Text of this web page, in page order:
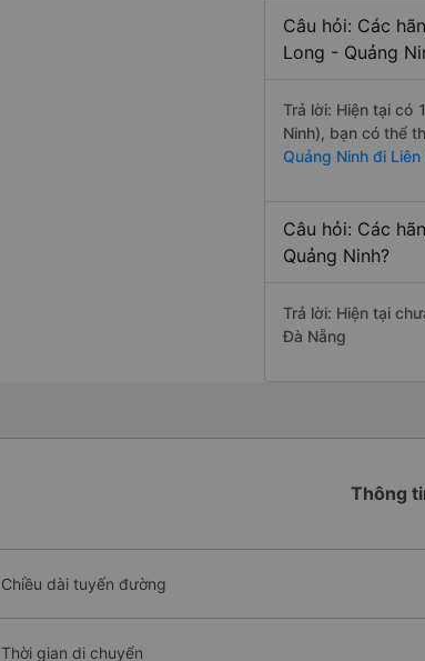
Câu hỏi: Các
Long - Quảng
Trả lời: Hiện tại có
Ninh), bạn có thể
Quảng Ninh đi
Câu hỏi: Các
Quảng Ninh?
Trả lời: Hiện tại
Đà Nẵng
Thông
Chiều dài tuyến đường
Thời gian di chuyển